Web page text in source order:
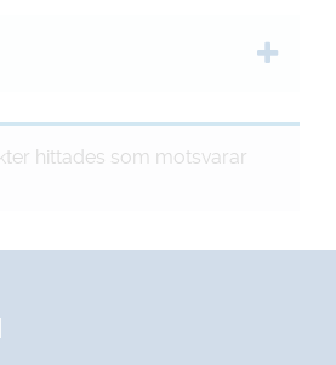
hittades som motsvarar